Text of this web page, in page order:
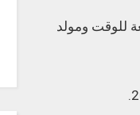
للوقت ومولد